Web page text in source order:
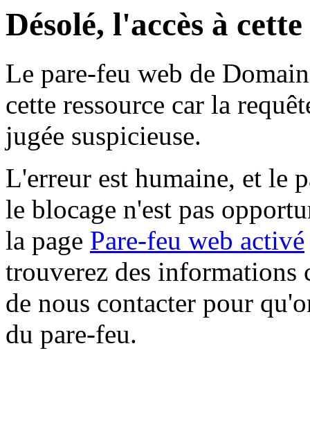
Désolé, l'accès à
Le pare-feu web de
cette ressource car la
jugée suspicieuse.
L'erreur est humaine, et le
le blocage n'est pas
la page Pare-feu web activé
trouverez des informations
de nous contacter pour
du pare-feu.